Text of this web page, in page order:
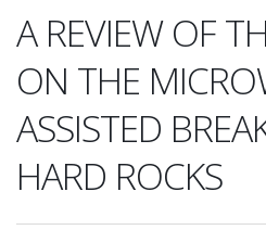
A REVIEW OF
ON THE
ASSISTED
HARD ROCKS